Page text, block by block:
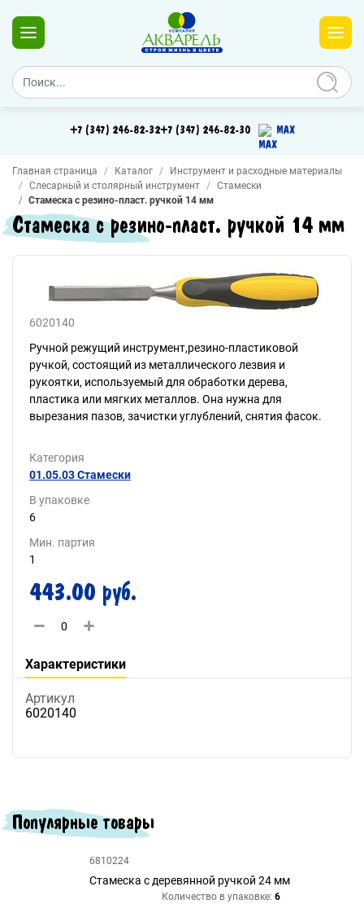
+7 (347) 246-82-32+7 (347) 246-82-30 MAX
Главная страница Каталог
Инструмент и расходные материалы
Слесарный и столярный инструмент
Стамески
Стамеска с резино-пласт. ручкой 14 мм
Стамеска с резино-пласт. ручкой 14 мм
6020140
Ручной режущий инструмент,резино-пластиковой
ручкой, состоящий из металлического лезвия и
рукоятки, используемый для обработки дерева,
пластика или мягких металлов. Она нужна для
вырезания пазов, зачистки углублений, снятия фасок.
Категория
01.05.03 Стамески
В упаковке
6
Мин. партия
1
443.00 руб.
Характеристики
Артикул
6020140
Популярные товары
6810224
Стамеска с деревянной ручкой 24 мм
Количество в упаковке: 6